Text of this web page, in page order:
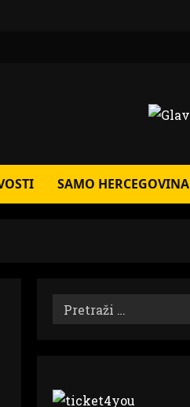
SAMO HERCEGOVINA
Pretraži: